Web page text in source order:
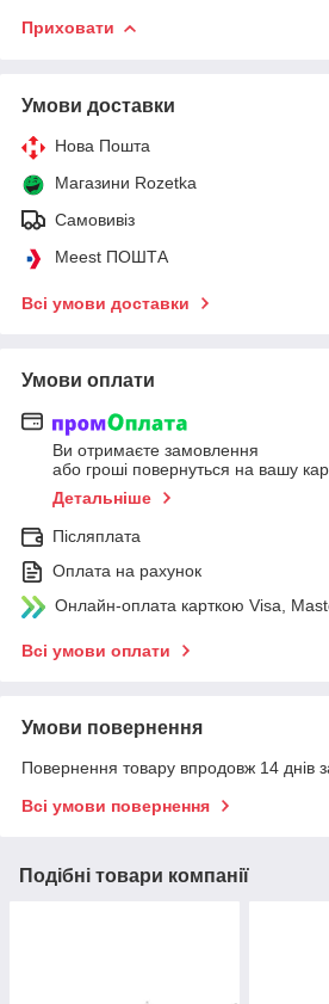
Приховати
Умови доставки
Нова Пошта
Магазини Rozetka
Самовивіз
Meest ПОШТА
Всі умови доставки
Умови оплати
Ви отримаєте замовлення
або гроші повернуться на вашу
Детальніше
Післяплата
Оплата на рахунок
Онлайн-оплата карткою Visa,
Всі умови оплати
Умови повернення
Повернення товару впродовж 14 днів
Всі умови повернення
Подібні товари компанії